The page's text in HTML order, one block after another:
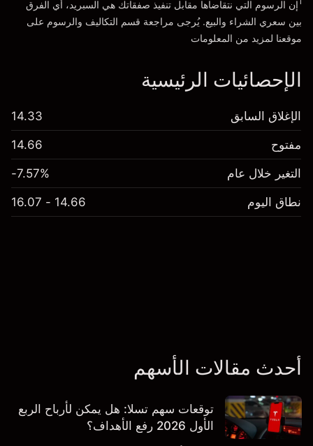
إن الرسوم التي نتقاضاها مقابل تنفيذ صفقاتك هي السبريد، أي الفرق
بين سعري الشراء والبيع. يُرجى مراجعة قسم التكاليف والرسوم على
موقعنا لمزيد من المعلومات
الإحصائيات الرئيسية
الإغلاق السابق 14.33
مفتوح 14.66
التغير خلال عام -7.57%
نطاق اليوم 14.66 - 16.07
أحدث مقالات الأسهم
توقعات سهم تسلا: هل يمكن لأرباح الربع
الأول 2026 رفع الأهداف؟